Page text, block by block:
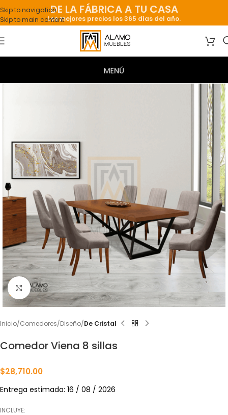
Skip to navigation
Skip to main content
DE LA FÁBRICA A TU CASA
Los mejores precios los 365 días del año.
Click to enlarge
Inicio Comedores Diseño De Cristal
Comedor Viena 8 sillas
$28,710.00
Entrega estimada: 16 / 08 / 2026
INCLUYE: